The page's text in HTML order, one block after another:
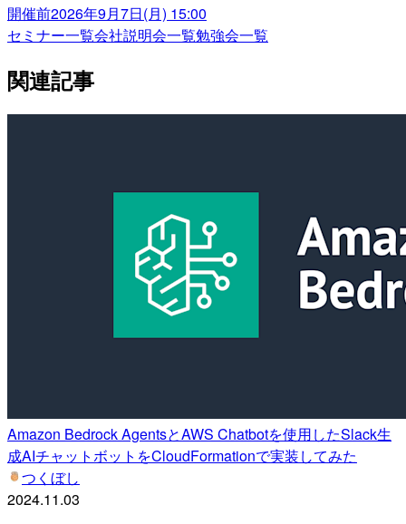
開催前2026年9月7日(月) 15:00
セミナー一覧会社説明会一覧勉強会一覧
関連記事
Amazon Bedrock AgentsとAWS Chatbotを使用したSlack生
成AIチャットボットをCloudFormationで実装してみた
つくぼし
2024.11.03